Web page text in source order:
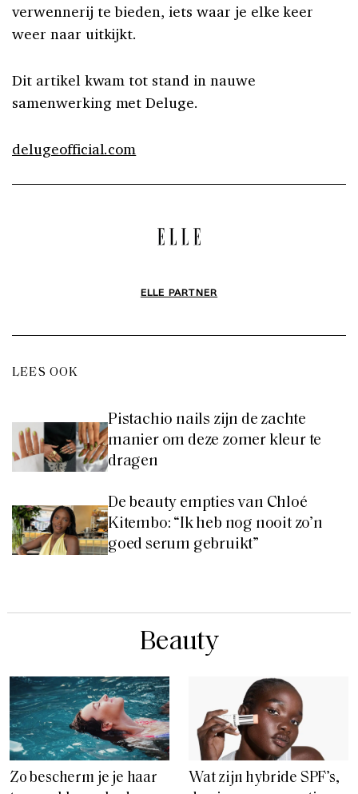
verwennerij te bieden, iets waar je elke keer
weer naar uitkijkt.
Dit artikel kwam tot stand in nauwe
samenwerking met Deluge.
delugeofficial.com
ELLE PARTNER
LEES OOK
Pistachio nails zijn de zachte
manier om deze zomer kleur te
dragen
De beauty empties van Chloé
Kitembo: “Ik heb nog nooit zo’n
goed serum gebruikt”
Beauty
Zo bescherm je je haar
Wat zijn hybride SPF’s,